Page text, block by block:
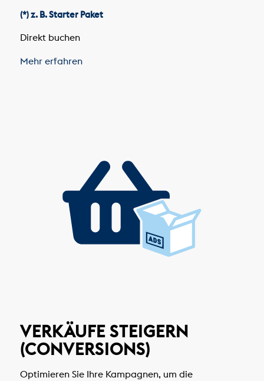
(*) z. B. Starter Paket
Direkt buchen
Mehr erfahren
VERKÄUFE STEIGERN
(CONVERSIONS)
Optimieren Sie Ihre Kampagnen, um die